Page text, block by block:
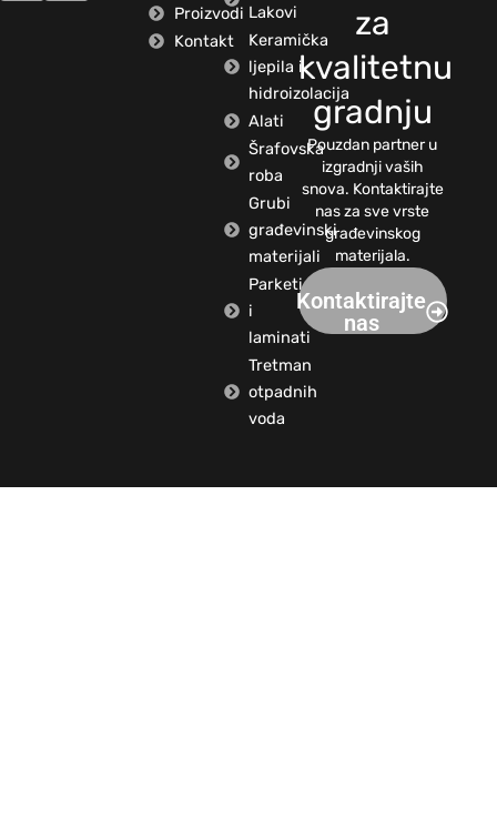
Proizvodi
Kontakt
Lakovi
Keramička
ljepila i
hidroizolacija
Alati
Šrafovska
roba
Grubi
građevinski
materijali
Parketi
i
laminati
Tretman
otpadnih
voda
za
kvalitetnu
gradnju
Pouzdan partner u
izgradnji vaših
snova. Kontaktirajte
nas za sve vrste
građevinskog
materijala.
Kontaktirajte
nas